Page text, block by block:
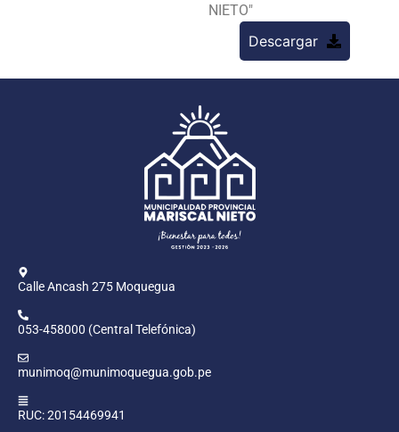
NIETO"
Descargar
Calle Ancash 275 Moquegua
053-458000 (Central Telefónica)
munimoq@munimoquegua.gob.pe
RUC: 20154469941